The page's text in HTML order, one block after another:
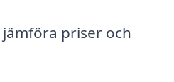
priser och